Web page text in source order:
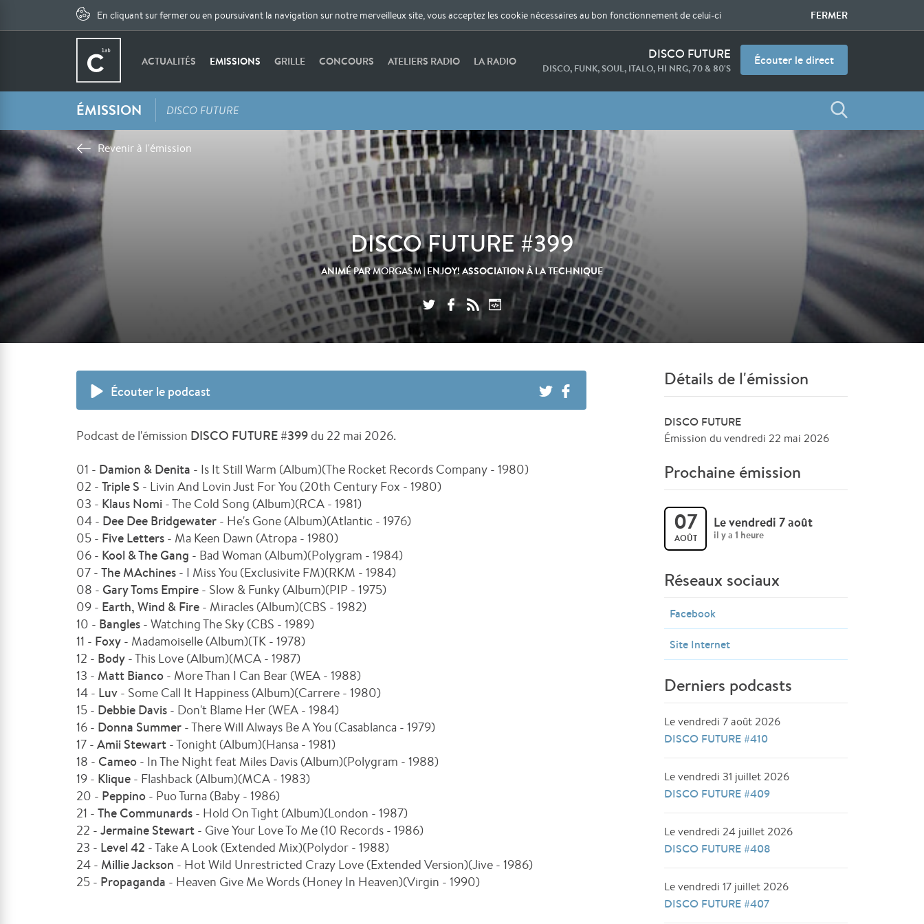
En cliquant sur fermer ou en poursuivant la navigation sur notre merveilleux site, vous acceptez les cookie nécessaires au bon fonctionnement de celui-ci FERMER
ACTUALITÉS EMISSIONS GRILLE CONCOURS ATELIERS RADIO LA RADIO DISCO FUTURE
DISCO, FUNK, SOUL, ITALO, HI NRG, 70 & 80'S
Écouter le direct
ÉMISSION DISCO FUTURE
Revenir à l'émission
DISCO FUTURE #399
ANIMÉ PARMORGASM| ENJOY! ASSOCIATION À LA TECHNIQUE
Écouter le podcast
Podcast de l'émission DISCO FUTURE #399 du 22 mai 2026.
01 - Damion & Denita - Is It Still Warm (Album)(The Rocket Records Company - 1980)
02 - Triple S - Livin And Lovin Just For You (20th Century Fox - 1980)
03 - Klaus Nomi - The Cold Song (Album)(RCA - 1981)
04 - Dee Dee Bridgewater - He's Gone (Album)(Atlantic - 1976)
05 - Five Letters - Ma Keen Dawn (Atropa - 1980)
06 - Kool & The Gang - Bad Woman (Album)(Polygram - 1984)
07 - The MAchines - I Miss You (Exclusivite FM)(RKM - 1984)
08 - Gary Toms Empire - Slow & Funky (Album)(PIP - 1975)
09 - Earth, Wind & Fire - Miracles (Album)(CBS - 1982)
10 - Bangles - Watching The Sky (CBS - 1989)
11 - Foxy - Madamoiselle (Album)(TK - 1978)
12 - Body - This Love (Album)(MCA - 1987)
13 - Matt Bianco - More Than I Can Bear (WEA - 1988)
14 - Luv - Some Call It Happiness (Album)(Carrere - 1980)
15 - Debbie Davis - Don't Blame Her (WEA - 1984)
16 - Donna Summer - There Will Always Be A You (Casablanca - 1979)
17 - Amii Stewart - Tonight (Album)(Hansa - 1981)
18 - Cameo - In The Night feat Miles Davis (Album)(Polygram - 1988)
19 - Klique - Flashback (Album)(MCA - 1983)
20 - Peppino - Puo Turna (Baby - 1986)
21 - The Communards - Hold On Tight (Album)(London - 1987)
22 - Jermaine Stewart - Give Your Love To Me (10 Records - 1986)
23 - Level 42 - Take A Look (Extended Mix)(Polydor - 1988)
24 - Millie Jackson - Hot Wild Unrestricted Crazy Love (Extended Version)(Jive - 1986)
25 - Propaganda - Heaven Give Me Words (Honey In Heaven)(Virgin - 1990)
Détails de l'émission
DISCO FUTURE
Émission du vendredi 22 mai 2026
Prochaine émission
07
AOÛT
Le vendredi 7 août
il y a 1 heure
Réseaux sociaux
Facebook
Site Internet
Derniers podcasts
Le vendredi 7 août 2026
DISCO FUTURE #410
Le vendredi 31 juillet 2026
DISCO FUTURE #409
Le vendredi 24 juillet 2026
DISCO FUTURE #408
Le vendredi 17 juillet 2026
DISCO FUTURE #407